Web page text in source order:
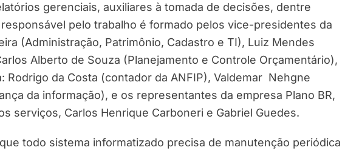
gerenciais, auxiliares à tomada de decisões, dentre
pelo trabalho é formado pelos vice-presidentes da
(Administração, Patrimônio, Cadastro e TI), Luiz Mendes
Alberto de Souza (Planejamento e Controle Orçamentário),
Rodrigo da Costa (contador da ANFIP), Valdemar Nehgne
da informação), e os representantes da empresa Plano BR,
serviços, Carlos Henrique Carboneri e Gabriel Guedes.
todo sistema informatizado precisa de manutenção periódica